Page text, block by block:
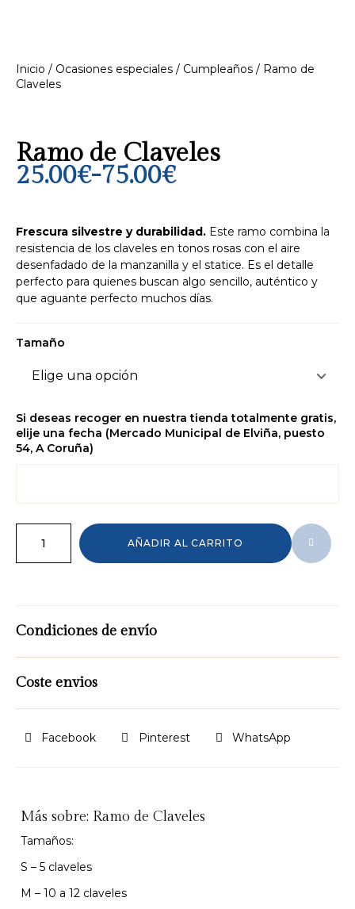
Inicio / Ocasiones especiales / Cumpleaños / Ramo de
Claveles
Ramo de Claveles
25.00€-75.00€
Frescura silvestre y durabilidad. Este ramo combina la
resistencia de los claveles en tonos rosas con el aire
desenfadado de la manzanilla y el statice. Es el detalle
perfecto para quienes buscan algo sencillo, auténtico y
que aguante perfecto muchos días.
Tamaño
Si deseas recoger en nuestra tienda totalmente gratis,
elije una fecha (Mercado Municipal de Elviña, puesto
54, A Coruña)
AÑADIR AL CARRITO
Condiciones de envío
Coste envios
Facebook Pinterest WhatsApp
Más sobre: Ramo de Claveles
Tamaños:
S – 5 claveles
M – 10 a 12 claveles